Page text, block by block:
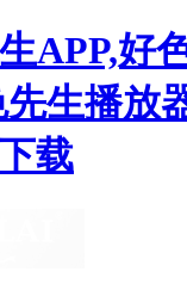
APP,好
生播放
载